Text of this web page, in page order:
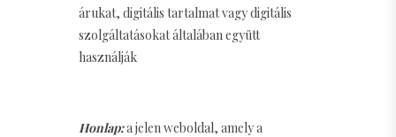
árukat, digitális tartalmat vagy digitális
szolgáltatásokat általában együtt
használják
Honlap:a jelen weboldal, amely a